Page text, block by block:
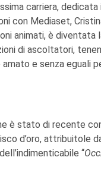
carriera,
con Mediaset,
animati, è diventata
di ascoltatori,
e senza eguali
è stato di recente
d’oro, attribuitole
“